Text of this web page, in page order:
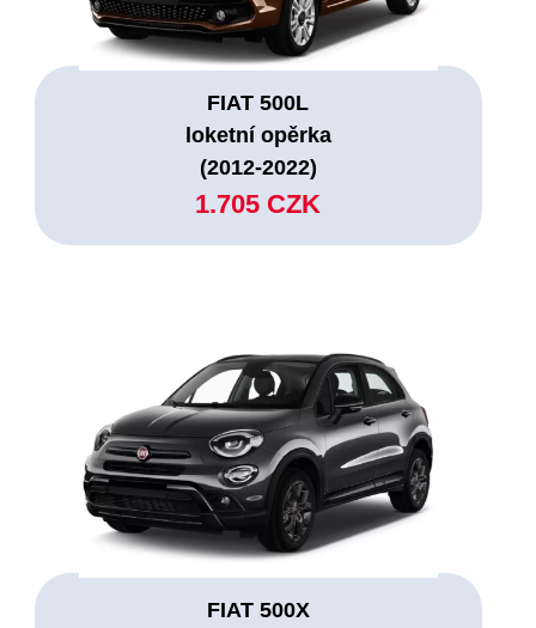
FIAT 500L
loketní opěrka
(2012-2022)
1.705 CZK
FIAT 500X